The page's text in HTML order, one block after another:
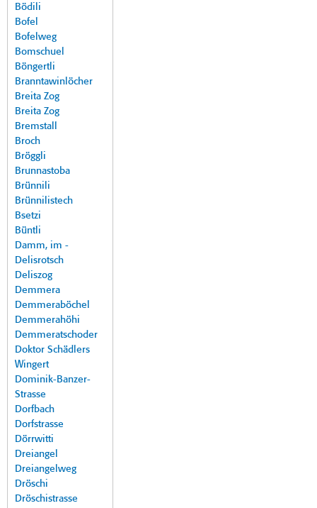
Bödili
Bofel
Bofelweg
Bomschuel
Böngertli
Branntawinlöcher
Breita Zog
Breita Zog
Bremstall
Broch
Bröggli
Brunnastoba
Brünnili
Brünnilistech
Bsetzi
Büntli
Damm, im -
Delisrotsch
Deliszog
Demmera
Demmeraböchel
Demmerahöhi
Demmeratschoder
Doktor Schädlers
Wingert
Dominik-Banzer-
Strasse
Dorfbach
Dorfstrasse
Dörrwitti
Dreiangel
Dreiangelweg
Dröschi
Dröschistrasse